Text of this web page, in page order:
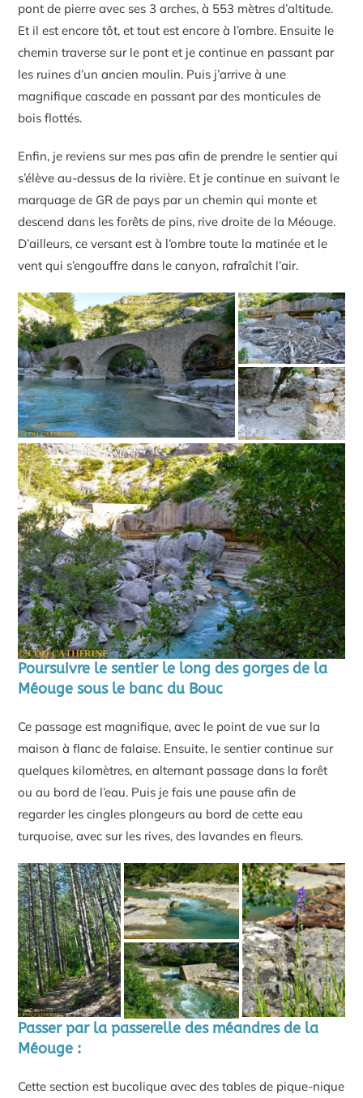
pont de pierre avec ses 3 arches, à 553 mètres d’altitude.
Et il est encore tôt, et tout est encore à l’ombre. Ensuite le
chemin traverse sur le pont et je continue en passant par
les ruines d’un ancien moulin. Puis j’arrive à une
magnifique cascade en passant par des monticules de
bois flottés.
Enfin, je reviens sur mes pas afin de prendre le sentier qui
s’élève au-dessus de la rivière. Et je continue en suivant le
marquage de GR de pays par un chemin qui monte et
descend dans les forêts de pins, rive droite de la Méouge.
D’ailleurs, ce versant est à l’ombre toute la matinée et le
vent qui s’engouffre dans le canyon, rafraîchit l’air.
Poursuivre le sentier le long des gorges de la
Méouge sous le banc du Bouc
Ce passage est magnifique, avec le point de vue sur la
maison à flanc de falaise. Ensuite, le sentier continue sur
quelques kilomètres, en alternant passage dans la forêt
ou au bord de l’eau. Puis je fais une pause afin de
regarder les cingles plongeurs au bord de cette eau
turquoise, avec sur les rives, des lavandes en fleurs.
Passer par la passerelle des méandres de la
Méouge :
Cette section est bucolique avec des tables de pique-nique